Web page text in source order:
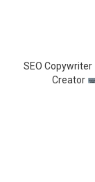
SEO Copywriter
Creator